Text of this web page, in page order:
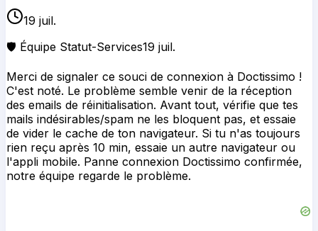
19 juil.
🛡️ Équipe Statut-Services19 juil.
Merci de signaler ce souci de connexion à Doctissimo !
C'est noté. Le problème semble venir de la réception
des emails de réinitialisation. Avant tout, vérifie que tes
mails indésirables/spam ne les bloquent pas, et essaie
de vider le cache de ton navigateur. Si tu n'as toujours
rien reçu après 10 min, essaie un autre navigateur ou
l'appli mobile. Panne connexion Doctissimo confirmée,
notre équipe regarde le problème.